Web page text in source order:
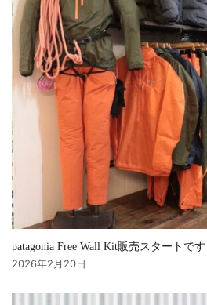
patagonia Free Wall Kit販売スタートで
2026年2月20日